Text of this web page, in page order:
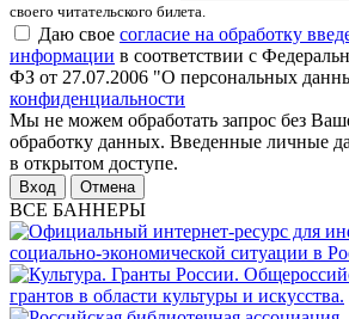
своего читательского билета.
Даю свое согласие на обработку
информации в соответствии с
ФЗ от 27.07.2006 "О персональных
конфиденциальности
Мы не можем обработать запрос без
обработку данных. Введенные личные
в открытом доступе.
Отмена
ВСЕ БАННЕРЫ